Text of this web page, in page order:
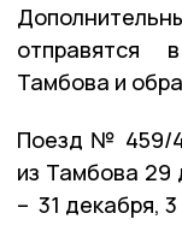
отправятся
Тамбова и
Поезд № 459/
из Тамбова 29
– 31 декабря,